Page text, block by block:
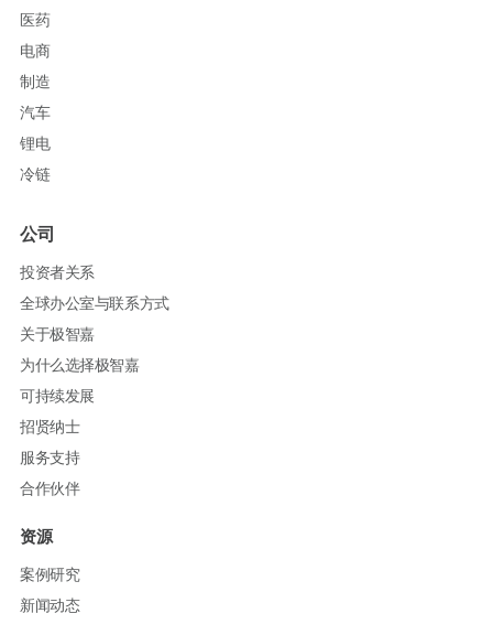
医药
电商
制造
汽车
锂电
冷链
公司
投资者关系
全球办公室与联系方式
关于极智嘉
为什么选择极智嘉
可持续发展
招贤纳士
服务支持
合作伙伴
资源
案例研究
新闻动态